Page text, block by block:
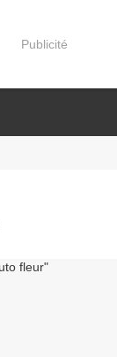
Publicité